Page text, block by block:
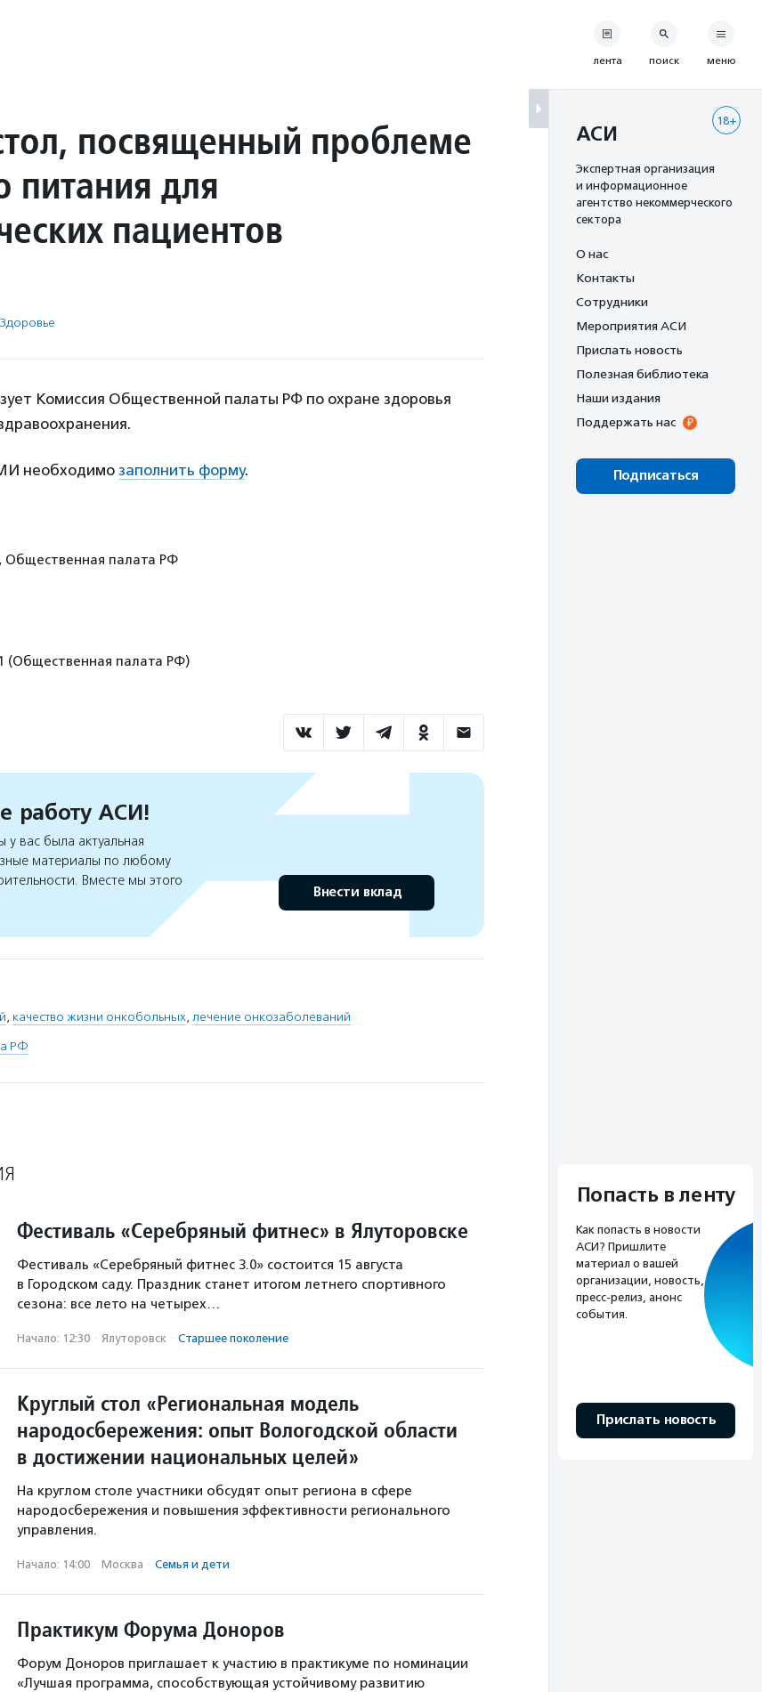
посвященный проблеме
питания для
пациентов
Здоровье
Комиссия Общественной палаты РФ по охране здоровья
необходимо заполнить форму.
Общественная палата РФ
(Общественная палата РФ)
работу АСИ!
вас была актуальная
материалы по любому
Вместе мы этого
Внести вклад
, качество жизни онкобольных, лечение онкозаболеваний
РФ
Фестиваль «Серебряный фитнес» в Ялуторовске
Фестиваль «Серебряный фитнес 3.0» состоится 15 августа
в Городском саду. Праздник станет итогом летнего спортивного
сезона: все лето на четырех…
Начало: 12:30 · Ялуторовск · Старшее поколение
Круглый стол «Региональная модель
народосбережения: опыт Вологодской области
в достижении национальных целей»
На круглом столе участники обсудят опыт региона в сфере
народосбережения и повышения эффективности регионального
управления.
Начало: 14:00 · Москва · Семья и дети
Практикум Форума Доноров
Форум Доноров приглашает к участию в практикуме по номинации
«Лучшая программа, способствующая устойчивому развитию
лента поиск меню
18+
АСИ
Экспертная организация
и информационное
агентство некоммерческого
сектора
О нас
Контакты
Сотрудники
Мероприятия АСИ
Прислать новость
Полезная библиотека
Наши издания
Поддержать нас
Подписаться
Попасть в ленту
Как попасть в новости
АСИ? Пришлите
материал о вашей
организации, новость,
пресс-релиз, анонс
события.
Прислать новость